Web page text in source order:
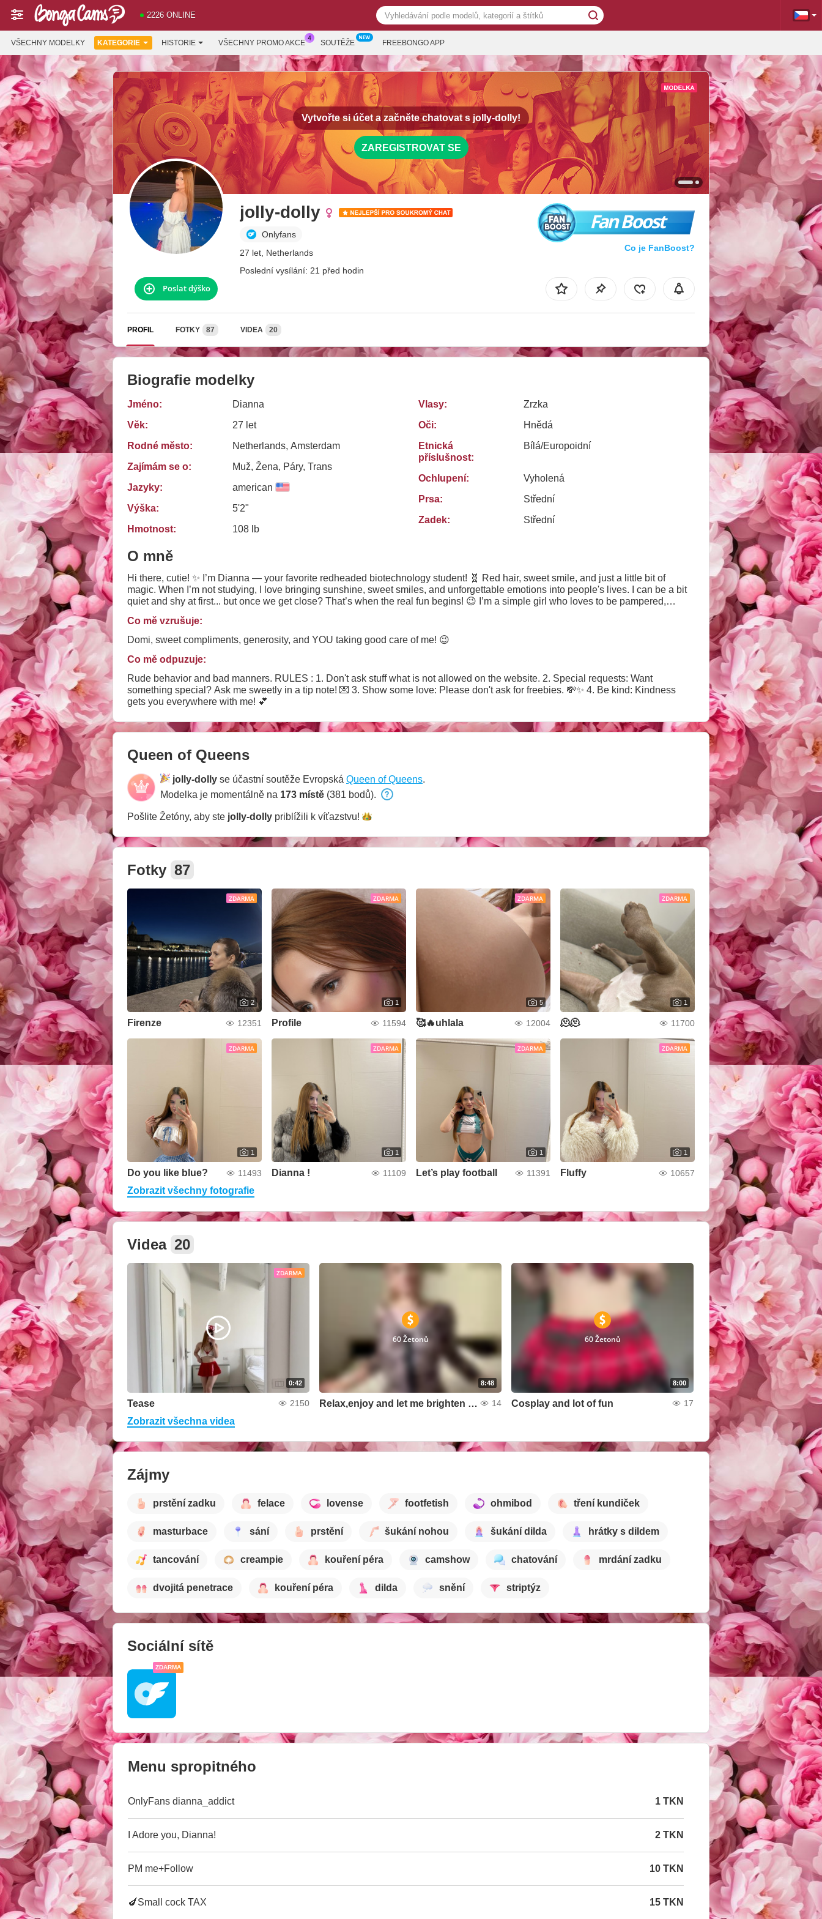
2226 ONLINE
VŠECHNY MODELKY KATEGORIE HISTORIE VŠECHNY PROMO AKCE SOUTĚŽE FREEBONGO APP
Vytvořte si účet a začněte chatovat s jolly-dolly!
ZAREGISTROVAT SE
jolly-dolly
Onlyfans
27 let, Netherlands
Poslední vysílání: 21 před hodin
Fan Boost
Co je FanBoost?
Poslat dýško
PROFIL FOTKY 87 VIDEA 20
Biografie modelky
Jméno:
Dianna
Věk:
27 let
Rodné město:
Netherlands, Amsterdam
Zajímám se o:
Muž, Žena, Páry, Trans
Jazyky:
american
Výška:
5'2"
Hmotnost:
108 lb
Vlasy:
Zrzka
Oči:
Hnědá
Etnická
příslušnost:
Bílá/Europoidní
Ochlupení:
Vyholená
Prsa:
Střední
Zadek:
Střední
O mně
Hi there, cutie! ✨ I’m Dianna — your favorite redheaded biotechnology student! 🧬 Red hair, sweet smile, and just a little bit of
magic. When I’m not studying, I love bringing sunshine, sweet smiles, and unforgettable emotions into people's lives. I can be a bit
quiet and shy at first... but once we get close? That’s when the real fun begins! 😉 I’m a simple girl who loves to be pampered,
and let’s get to know each other! Let's make some sweet memories together... 🔥
Co mě vzrušuje:
Domi, sweet compliments, generosity, and YOU taking good care of me! 😉
Co mě odpuzuje:
Rude behavior and bad manners. RULES : 1. Don't ask stuff what is not allowed on the website. 2. Special requests: Want
something special? Ask me sweetly in a tip note! 💌 3. Show some love: Please don't ask for freebies. 💸✨ 4. Be kind: Kindness
gets you everywhere with me! 💕
Queen of Queens
jolly-dolly se účastní soutěže Evropská Queen of Queens.
Modelka je momentálně na 173 místě (381 bodů).
Pošlite Žetóny, aby ste jolly-dolly priblížili k víťazstvu!
Fotky 87
ZDARMA
2
Firenze 12351
ZDARMA
1
Profile 11594
ZDARMA
5
🥰🔥uhlala 12004
ZDARMA
1
🫠🫠 11700
ZDARMA
1
Do you like blue? 11493
ZDARMA
1
Dianna ! 11109
ZDARMA
1
Let’s play football 11391
ZDARMA
1
Fluffy 10657
Zobrazit všechny fotografie
Videa 20
ZDARMA
0:42
Tease 2150
8:48
60 Žetonů
Relax,enjoy and let me brighten your day. 14
8:00
60 Žetonů
Cosplay and lot of fun 17
Zobrazit všechna videa
Zájmy
prstění zadku felace lovense footfetish ohmibod tření kundiček
masturbace sání prstění šukání nohou šukání dilda hrátky s dildem
tancování creampie kouření péra camshow chatování mrdání zadku
dvojitá penetrace kouření péra dilda snění striptýz
Sociální sítě
ZDARMA
Menu spropitného
OnlyFans dianna_addict 1 TKN
I Adore you, Dianna! 2 TKN
PM me+Follow 10 TKN
🍆Small cock TAX 15 TKN